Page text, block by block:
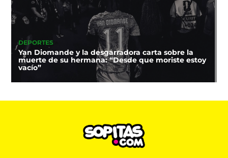
DEPORTES
Yan Diomande y la desgarradora carta sobre la
muerte de su hermana: “Desde que moriste estoy
vacío”